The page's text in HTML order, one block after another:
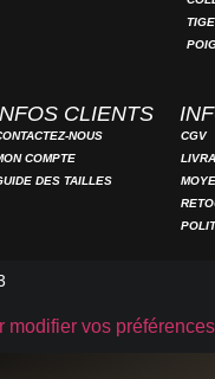
CLIENTS
NOUS
COMPTE
DES TAILLES
CGV
modifier vos